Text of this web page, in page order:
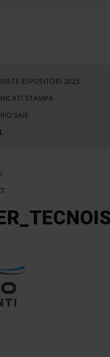
ESPOSITORI 2025
STAMPA
SAIE